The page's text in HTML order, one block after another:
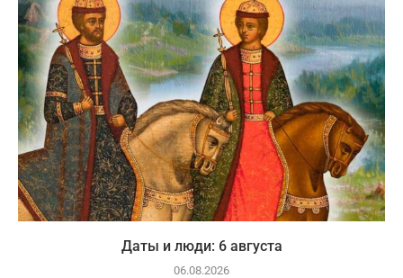
Даты и люди: 6 августа
06.08.2026